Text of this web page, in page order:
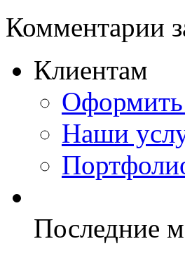
Комментарии
Клиентам
Оформить
Наши
Последние